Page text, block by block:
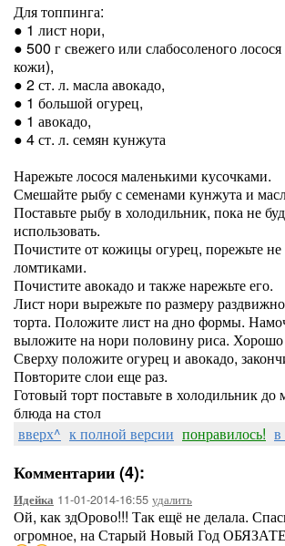
Для топпинга:
● 1 лист нори,
● 500 г свежего или слабосоленого лосося
кожи),
● 2 ст. л. масла авокадо,
● 1 большой огурец,
● 1 авокадо,
● 4 ст. л. семян кунжута
Нарежьте лосося маленькими кусочками.
Смешайте рыбу с семенами кунжута и
Поставьте рыбу в холодильник, пока не
использовать.
Почистите от кожицы огурец, порежьте
ломтиками.
Почистите авокадо и также нарежьте его.
Лист нори вырежьте по размеру
торта. Положите лист на дно формы.
выложите на нори половину риса. Хорошо
Сверху положите огурец и авокадо,
Повторите слои еще раз.
Готовый торт поставьте в холодильник до
блюда на стол
вверх^ к полной версии понравилось!
Комментарии (4):
Идейка 11-01-2014-16:55 удалить
Ой, как здОрово!!! Так ещё не делала.
огромное, на Старый Новый Год